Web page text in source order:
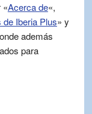
«Acerca de«,
Iberia Plus» y
además
para